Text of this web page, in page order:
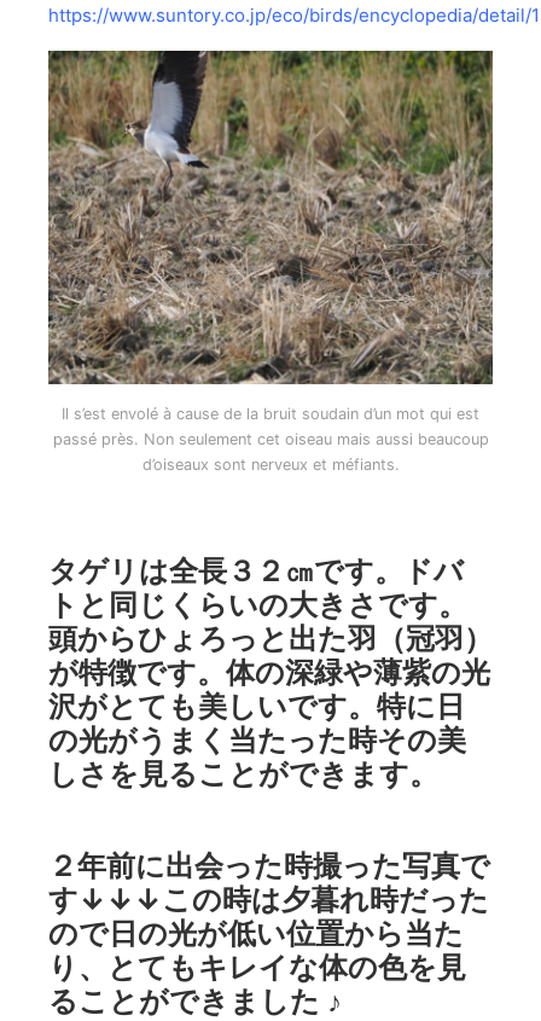
https://www.suntory.co.jp/eco/birds/encyclopedia/detail/
Il s’est envolé à cause de la bruit soudain d’un mot qui est
passé près. Non seulement cet oiseau mais aussi beaucoup
d’oiseaux sont nerveux et méfiants.
タゲリは全長３２㎝です。ドバ
トと同じくらいの大きさです。
頭からひょろっと出た羽（冠羽）
が特徴です。体の深緑や薄紫の光
沢がとても美しいです。特に日
の光がうまく当たった時その美
しさを見ることができます。
２年前に出会った時撮った写真で
す↓↓↓この時は夕暮れ時だった
ので日の光が低い位置から当た
り、とてもキレイな体の色を見
ることができました ♪